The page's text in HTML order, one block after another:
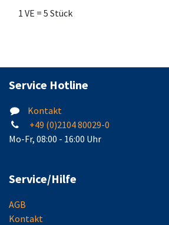
1 VE = 5 Stück
Service Hotline
Kontakt
+49 (0)2104 80029-0
Mo-Fr, 08:00 - 16:00 Uhr
Service/Hilfe
AGB
Kontakt